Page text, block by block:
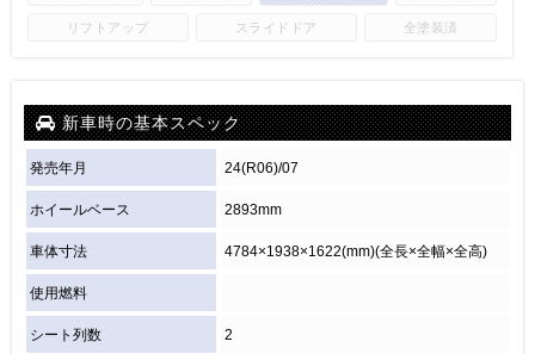
リフトアップ スライドドア 全塗装済
新車時の基本スペック
発売年月 24(R06)/07
ホイールベース 2893mm
車体寸法 4784×1938×1622(mm)(全長×全幅×全高)
使用燃料
シート列数 2